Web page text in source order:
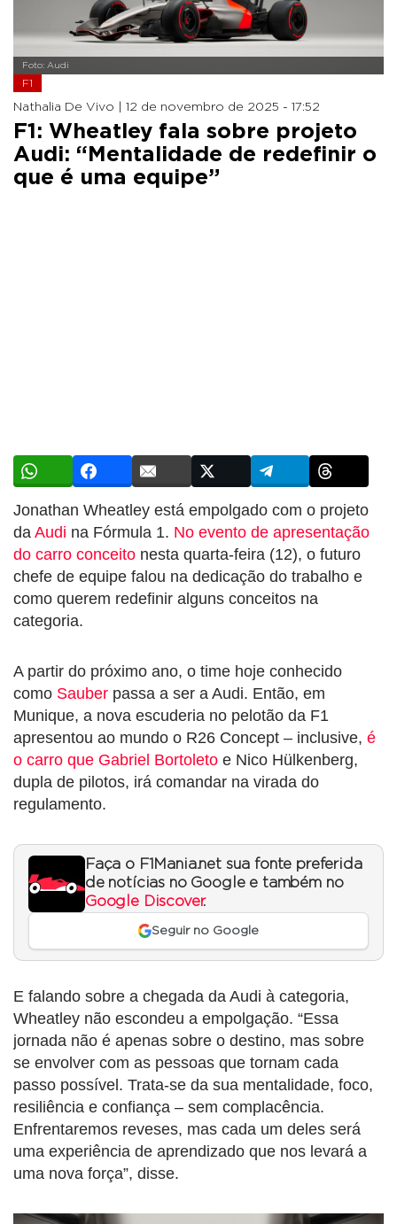
Foto: Audi
F1
Nathalia De Vivo | 12 de novembro de 2025 - 17:52
F1: Wheatley fala sobre projeto
Audi: “Mentalidade de redefinir o
que é uma equipe”
Jonathan Wheatley está empolgado com o projeto
da Audi na Fórmula 1. No evento de apresentação
do carro conceito nesta quarta-feira (12), o futuro
chefe de equipe falou na dedicação do trabalho e
como querem redefinir alguns conceitos na
categoria.
A partir do próximo ano, o time hoje conhecido
como Sauber passa a ser a Audi. Então, em
Munique, a nova escuderia no pelotão da F1
apresentou ao mundo o R26 Concept – inclusive, é
o carro que Gabriel Bortoleto e Nico Hülkenberg,
dupla de pilotos, irá comandar na virada do
regulamento.
Faça o F1Mania.net sua fonte preferida
de notícias no Google e também no
Google Discover.
Seguir no Google
E falando sobre a chegada da Audi à categoria,
Wheatley não escondeu a empolgação. “Essa
jornada não é apenas sobre o destino, mas sobre
se envolver com as pessoas que tornam cada
passo possível. Trata-se da sua mentalidade, foco,
resiliência e confiança – sem complacência.
Enfrentaremos reveses, mas cada um deles será
uma experiência de aprendizado que nos levará a
uma nova força”, disse.